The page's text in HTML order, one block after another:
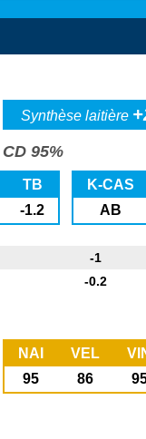
Synthèse laitière
CD 95%
TB
-1.2
K-CAS
AB
-1
-0.2
NAI VEL
95
86